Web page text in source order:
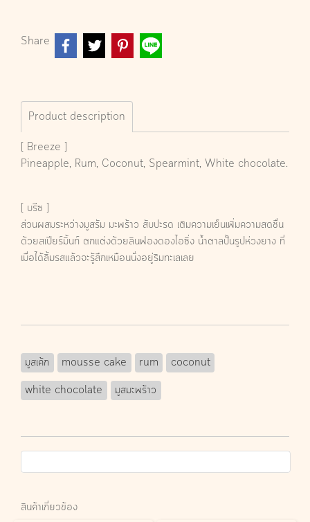
Share
Product description
[ Breeze ]
Pineapple, Rum, Coconut, Spearmint, White chocolate.
[ บรีซ ]
ส่วนผสมระหว่างมูสรัม มะพร้าว สับปะรด เติมความเย็นเพิ่มความสดชื่น
ด้วยสเปียร์มิ้นท์ ตกแต่งด้วยลินฟองดองไอซิ่ง น้ำตาลปั้นรูปห่วงยาง ที่
เมื่อได้ลิ้มรสแล้วจะรู้สึกเหมือนนั่งอยู่ริมทะเลเลย
มูสเค้ก mousse cake rum
coconut
white chocolate
มูสมะพร้าว
สินค้าเกี่ยวข้อง